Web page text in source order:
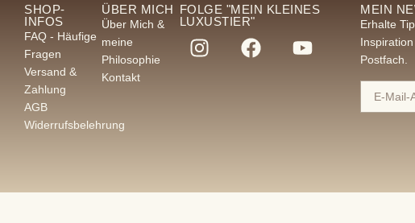
SHOP-
INFOS
FAQ - Häufige
Fragen
Versand &
Zahlung
AGB
Widerrufsbelehrung
ÜBER MICH
Über Mich &
meine
Philosophie
Kontakt
FOLGE "MEIN KLEINES
LUXUSTIER"
MEIN
Erhalte
Postfach.